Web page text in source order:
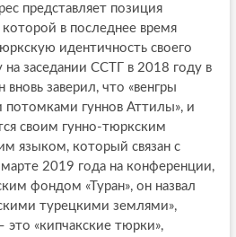
представляет позиция
в последнее время
идентичность своего
на заседании ССТГ в 2018 году в
заверил, что «венгры
потомками гуннов Аттилы», и
своим гунно-тюркским
языком, который связан с
2019 года на конференции,
фондом «Туран», он назвал
турецкими землями»,
это «кипчакские тюрки»,